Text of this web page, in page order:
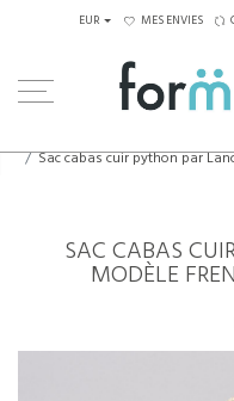
EUR MES ENVIES
Sac cabas cuir python par
SAC CABAS
MODÈLE